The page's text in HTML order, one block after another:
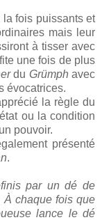
la fois puissants et
mais leur
à tisser avec
une fois de plus
du Grümphavec
évocatrices.
la règle du
ou la condition
pouvoir.
présenté
.
par un dé de
chaque fois que
lance le dé